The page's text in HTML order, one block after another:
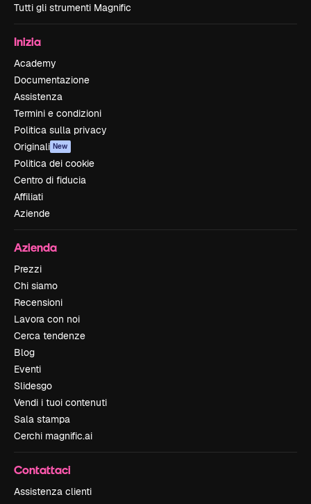
Tutti gli strumenti Magnific
Inizia
Academy
Documentazione
Assistenza
Termini e condizioni
Politica sulla privacy
Originali New
Politica dei cookie
Centro di fiducia
Affiliati
Aziende
Azienda
Prezzi
Chi siamo
Recensioni
Lavora con noi
Cerca tendenze
Blog
Eventi
Slidesgo
Vendi i tuoi contenuti
Sala stampa
Cerchi magnific.ai
Contattaci
Assistenza clienti